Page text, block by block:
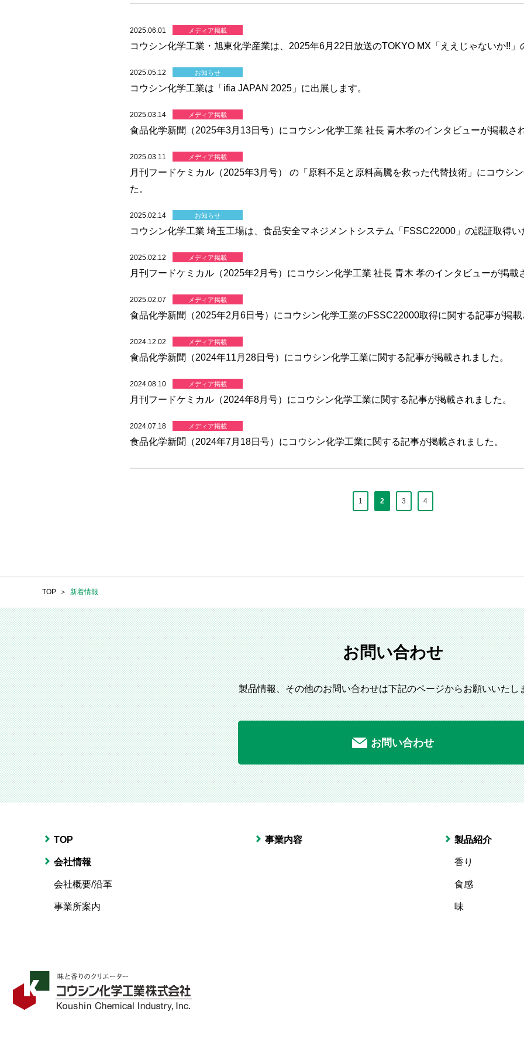
2025.06.01 メディア掲載
コウシン化学工業・旭東化学産業は、2025年6月22日放送のTOKYO MX「ええじゃないか!!
2025.05.12 お知らせ
コウシン化学工業は「ifia JAPAN 2025」に出展します。
2025.03.14 メディア掲載
食品化学新聞（2025年3月13日号）にコウシン化学工業 社長 青木孝のインタビューが掲載さ
2025.03.11 メディア掲載
月刊フードケミカル（2025年3月号） の「原料不足と原料高騰を救った代替技術」にコウシ
た。
2025.02.14 お知らせ
コウシン化学工業 埼玉工場は、食品安全マネジメントシステム「FSSC22000」の認証取得い
2025.02.12 メディア掲載
月刊フードケミカル（2025年2月号）にコウシン化学工業 社長 青木 孝のインタビューが掲載
2025.02.07 メディア掲載
食品化学新聞（2025年2月6日号）にコウシン化学工業のFSSC22000取得に関する記事が掲
2024.12.02 メディア掲載
食品化学新聞（2024年11月28日号）にコウシン化学工業に関する記事が掲載されました。
2024.08.10 メディア掲載
月刊フードケミカル（2024年8月号）にコウシン化学工業に関する記事が掲載されました。
2024.07.18 メディア掲載
食品化学新聞（2024年7月18日号）にコウシン化学工業に関する記事が掲載されました。
1 2 3 4
TOP 新着情報
お問い合わせ
製品情報、その他のお問い合わせは下記のページからお願いいたし
お問い合わせ
TOP
会社情報
会社概要/沿革
事業所案内
事業内容 製品紹介
香り
食感
味